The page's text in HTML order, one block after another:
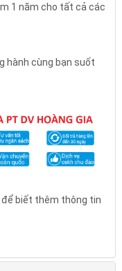
1 năm cho tất cả các
hành cùng bạn suốt
để biết thêm thông tin